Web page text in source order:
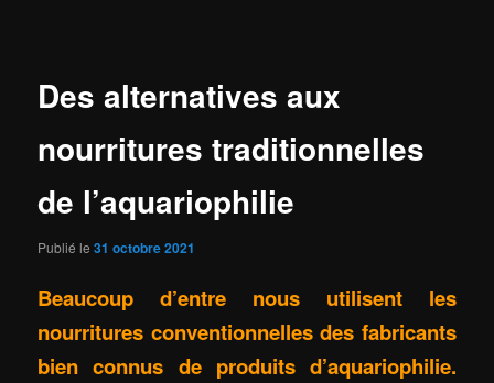
Des alternatives aux
nourritures traditionnelles
de l’aquariophilie
Publié le31 octobre 2021
Beaucoup d’entre nous utilisent les
nourritures conventionnelles des fabricants
bien connus de produits d’aquariophilie.